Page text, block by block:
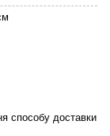
способу доставки